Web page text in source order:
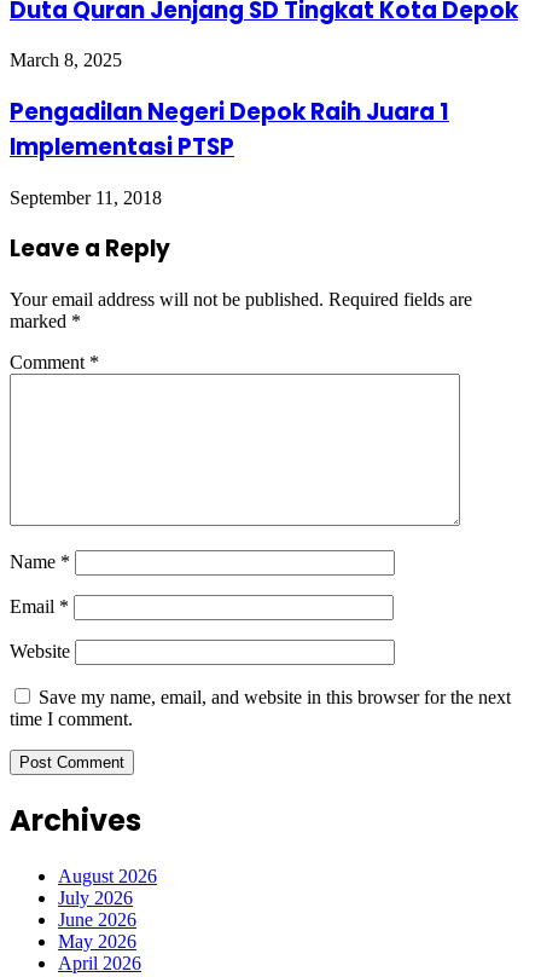
Duta Quran Jenjang SD Tingkat Kota Depok
March 8, 2025
Pengadilan Negeri Depok Raih Juara 1
Implementasi PTSP
September 11, 2018
Leave a Reply
Your email address will not be published. Required fields are
marked *
Comment *
Name *
Email *
Website
Save my name, email, and website in this browser for the next
time I comment.
Archives
August 2026
July 2026
June 2026
May 2026
April 2026